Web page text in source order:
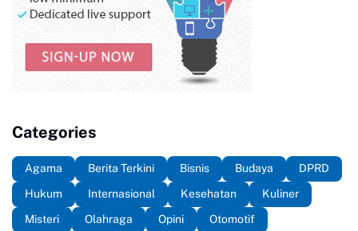
Categories
Agama Berita Terkini Bisnis Budaya
DPRD
Hukum
Internasional Kesehatan
Kuliner
Misteri
Olahraga Opini
Otomotif